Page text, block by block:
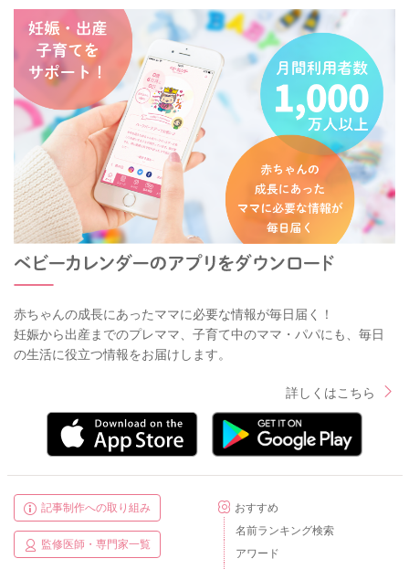
赤ちゃんの成長にあったママに必要な情報が毎日届く！
妊娠から出産までのプレママ、子育て中のママ・パパにも、毎日
の生活に役立つ情報をお届けします。
詳しくはこちら
記事制作への取り組み
監修医師・専門家一覧
おすすめ
名前ランキング検索
アワード